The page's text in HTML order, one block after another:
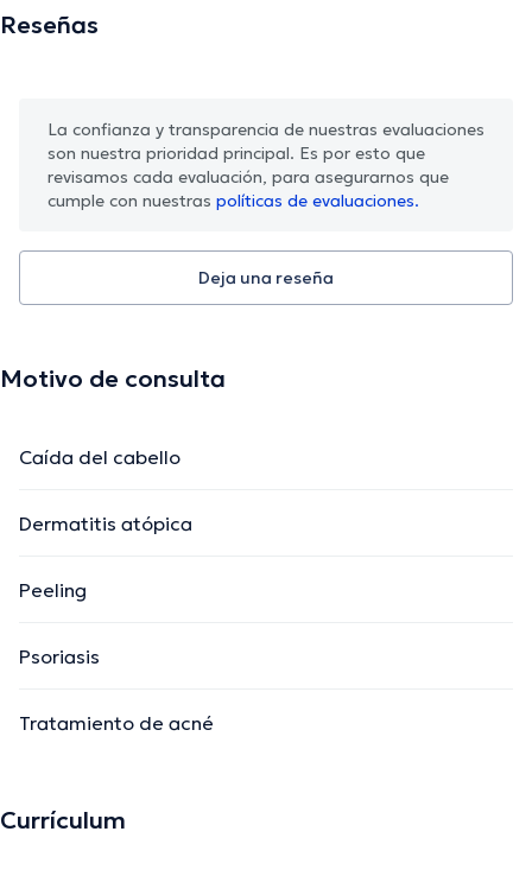
Reseñas
La confianza y transparencia de nuestras evaluaciones
son nuestra prioridad principal. Es por esto que
revisamos cada evaluación, para asegurarnos que
cumple con nuestras políticas de evaluaciones.
Deja una reseña
Motivo de consulta
Caída del cabello
Dermatitis atópica
Peeling
Psoriasis
Tratamiento de acné
Currículum